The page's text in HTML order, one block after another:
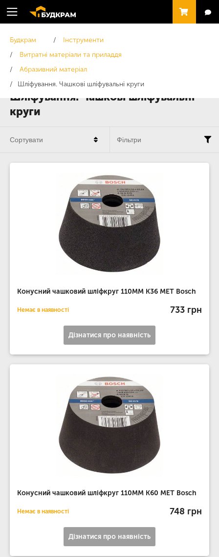
Шліфування. Чашкові шліфувальні
круги
Будкрам
Інструменти
Витратні матеріали та приладдя
Абразивний матеріал
Шліфування. Чашкові шліфувальні круги
Конусний чашковий шліфкруг 110MM K36 МЕТ Bosch
Немає в наявності 733 грн
Дізнатися про наявність
Конусний чашковий шліфкруг 110MM K60 МЕТ Bosch
Немає в наявності 748 грн
Дізнатися про наявність
Сортувати Фільтри